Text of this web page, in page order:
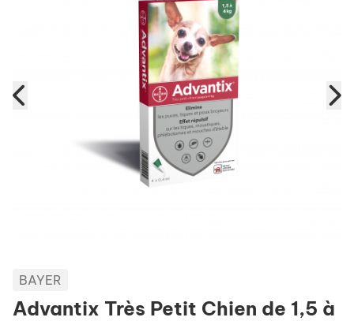
BAYER
Advantix Très Petit Chien de 1,5 à